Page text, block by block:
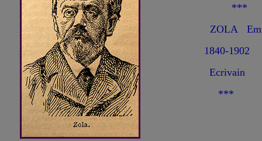
ZOLA
1840-1902
Ecrivain
***